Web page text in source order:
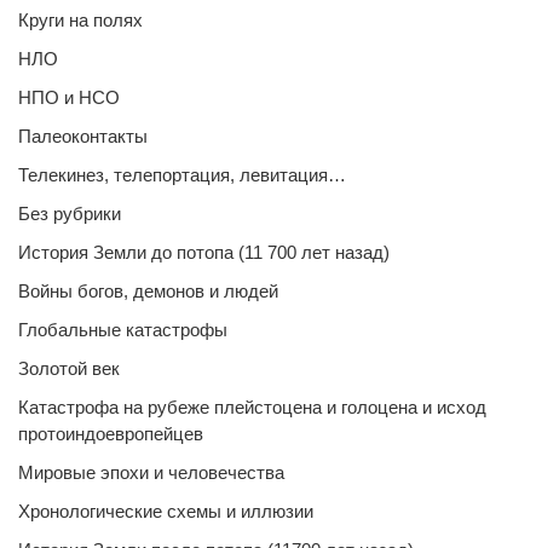
Круги на полях
НЛО
НПО и НСО
Палеоконтакты
Телекинез, телепортация, левитация…
Без рубрики
История Земли до потопа (11 700 лет назад)
Войны богов, демонов и людей
Глобальные катастрофы
Золотой век
Катастрофа на рубеже плейстоцена и голоцена и исход
протоиндоевропейцев
Мировые эпохи и человечества
Хронологические схемы и иллюзии